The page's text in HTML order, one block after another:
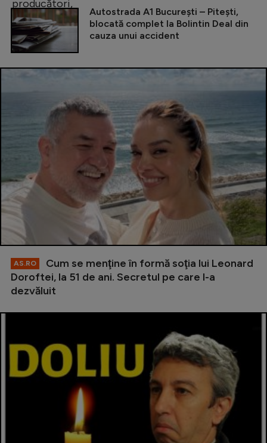
Autostrada A1 București – Pitești,
blocată complet la Bolintin Deal din
cauza unui accident
AS.RO
Cum se menţine în formă soţia lui Leonard
Doroftei, la 51 de ani. Secretul pe care l-a
dezvăluit